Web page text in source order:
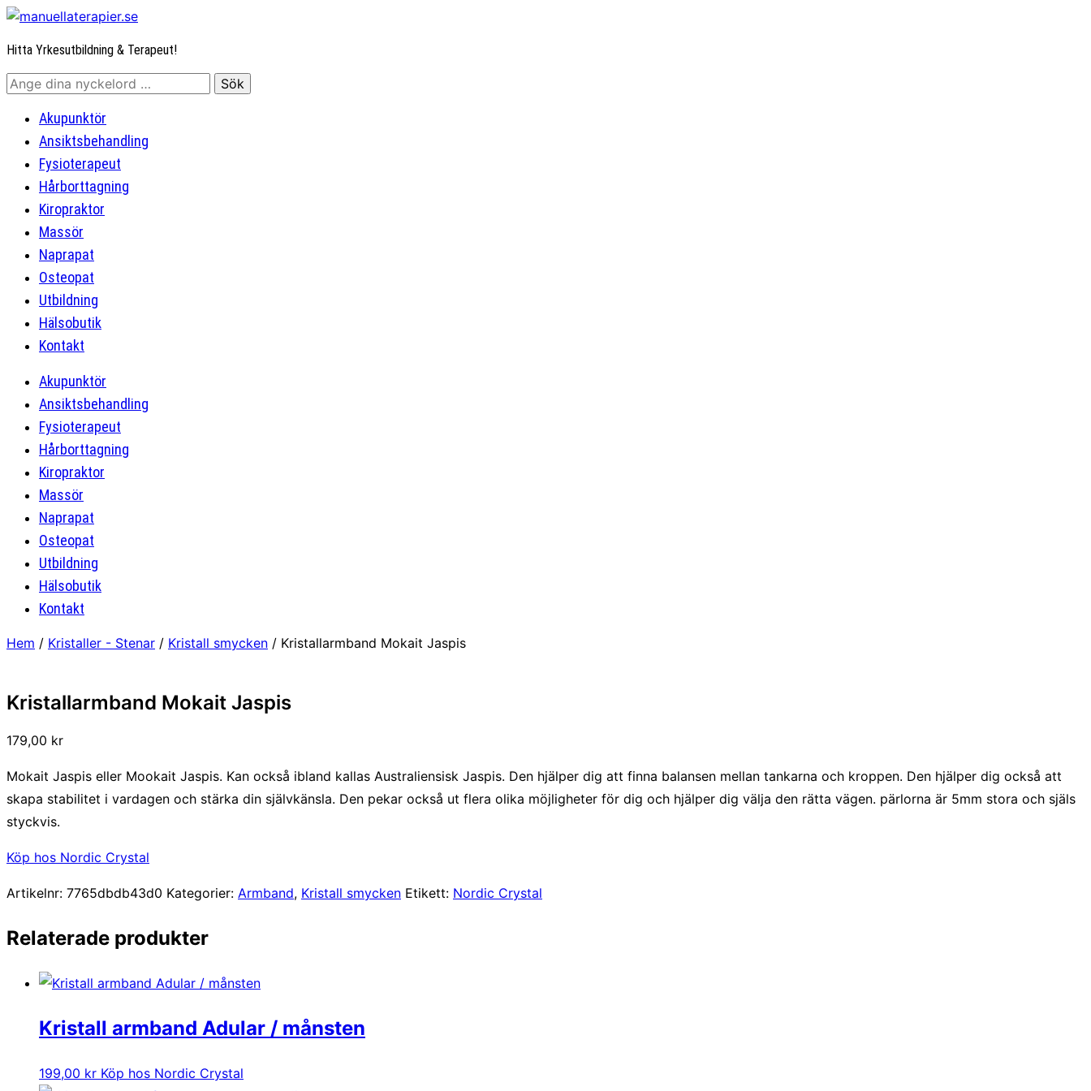
Hitta Yrkesutbildning & Terapeut!
Akupunktör
Ansiktsbehandling
Fysioterapeut
Hårborttagning
Kiropraktor
Massör
Naprapat
Osteopat
Utbildning
Hälsobutik
Kontakt
Akupunktör
Ansiktsbehandling
Fysioterapeut
Hårborttagning
Kiropraktor
Massör
Naprapat
Osteopat
Utbildning
Hälsobutik
Kontakt
Hem / Kristaller - Stenar / Kristall smycken / Kristallarmband Mokait Jaspis
Kristallarmband Mokait Jaspis
179,00 kr
Mokait Jaspis eller Mookait Jaspis. Kan också ibland kallas Australiensisk Jaspis. Den hjälper dig att finna balansen mellan tankarna och kroppen. Den hjälper dig också att
skapa stabilitet i vardagen och stärka din självkänsla. Den pekar också ut flera olika möjligheter för dig och hjälper dig välja den rätta vägen. pärlorna är 5mm stora och själs
styckvis.
Köp hos Nordic Crystal
Artikelnr: 7765dbdb43d0 Kategorier: Armband, Kristall smycken Etikett: Nordic Crystal
Relaterade produkter
Kristall armband Adular / månsten
199,00 kr Köp hos Nordic Crystal